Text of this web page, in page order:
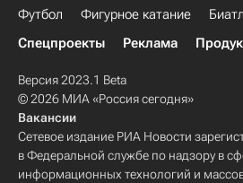
Футбол Фигурное катание
Спецпроекты
Реклама
Версия 2023.1 Beta
© 2026 МИА «Россия сегодня»
Вакансии
Сетевое издание РИА Новости
в Федеральной службе по надзору в
информационных технологий и